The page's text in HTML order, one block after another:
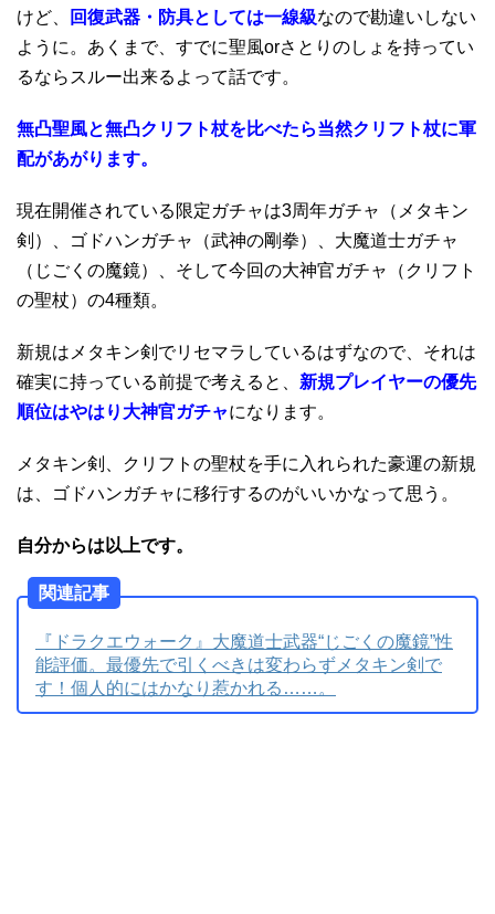
けど、
回復武器・防具としては一線級なので勘違いしない
ように。あくまで、すでに聖風orさとりのしょを持ってい
るならスルー出来るよって話です。
無凸聖風と無凸クリフト杖を比べたら当然クリフト杖に軍
配があがります。
現在開催されている限定ガチャは3周年ガチャ（メタキン
剣）、ゴドハンガチャ（武神の剛拳）、大魔道士ガチャ
（じごくの魔鏡）、そして今回の大神官ガチャ（クリフト
の聖杖）の4種類。
新規はメタキン剣でリセマラしているはずなので、それは
確実に持っている前提で考えると、 新規プレイヤーの優先
順位はやはり大神官ガチャになります。
メタキン剣、クリフトの聖杖を手に入れられた豪運の新規
は、ゴドハンガチャに移行するのがいいかなって思う。
自分からは以上です。
関連記事
『ドラクエウォーク』大魔道士武器“じごくの魔鏡”性
能評価。最優先で引くべきは変わらずメタキン剣で
す！個人的にはかなり惹かれる……。